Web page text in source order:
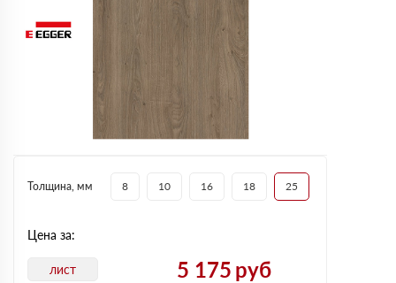
Толщина, мм 8 10 16 18 25
Цена за:
лист 5 175 руб